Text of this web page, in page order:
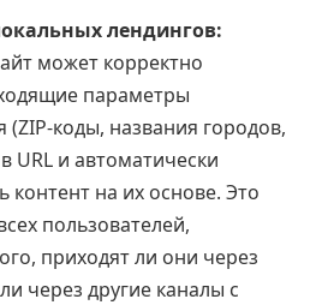
лендингов:
может корректно
параметры
коды, названия городов,
URL и автоматически
контент на их основе. Это
пользователей,
приходят ли они через
через другие каналы с